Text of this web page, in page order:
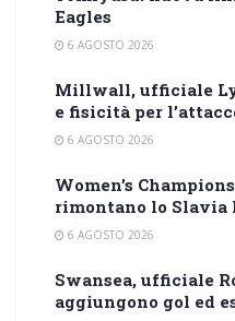
Eagles
6 AGOSTO 2026
Millwall, ufficiale
e fisicità per
6 AGOSTO 2026
Women’s
rimontano lo Slavia
6 AGOSTO 2026
Swansea, ufficiale
aggiungono gol ed